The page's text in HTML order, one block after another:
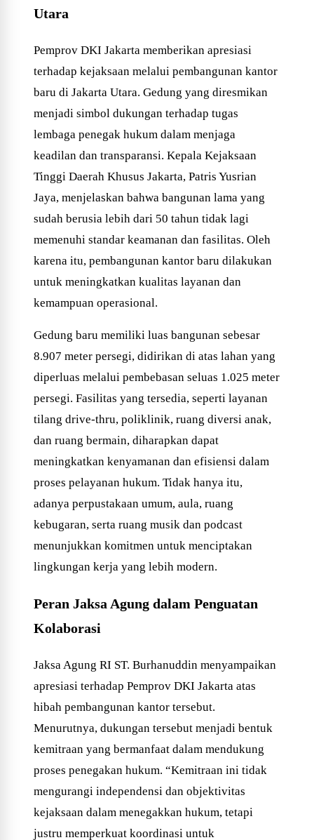
Utara
Pemprov DKI Jakarta memberikan apresiasi
terhadap kejaksaan melalui pembangunan kantor
baru di Jakarta Utara. Gedung yang diresmikan
menjadi simbol dukungan terhadap tugas
lembaga penegak hukum dalam menjaga
keadilan dan transparansi. Kepala Kejaksaan
Tinggi Daerah Khusus Jakarta, Patris Yusrian
Jaya, menjelaskan bahwa bangunan lama yang
sudah berusia lebih dari 50 tahun tidak lagi
memenuhi standar keamanan dan fasilitas. Oleh
karena itu, pembangunan kantor baru dilakukan
untuk meningkatkan kualitas layanan dan
kemampuan operasional.
Gedung baru memiliki luas bangunan sebesar
8.907 meter persegi, didirikan di atas lahan yang
diperluas melalui pembebasan seluas 1.025 meter
persegi. Fasilitas yang tersedia, seperti layanan
tilang drive-thru, poliklinik, ruang diversi anak,
dan ruang bermain, diharapkan dapat
meningkatkan kenyamanan dan efisiensi dalam
proses pelayanan hukum. Tidak hanya itu,
adanya perpustakaan umum, aula, ruang
kebugaran, serta ruang musik dan podcast
menunjukkan komitmen untuk menciptakan
lingkungan kerja yang lebih modern.
Peran Jaksa Agung dalam Penguatan
Kolaborasi
Jaksa Agung RI ST. Burhanuddin menyampaikan
apresiasi terhadap Pemprov DKI Jakarta atas
hibah pembangunan kantor tersebut.
Menurutnya, dukungan tersebut menjadi bentuk
kemitraan yang bermanfaat dalam mendukung
proses penegakan hukum. “Kemitraan ini tidak
mengurangi independensi dan objektivitas
kejaksaan dalam menegakkan hukum, tetapi
justru memperkuat koordinasi untuk